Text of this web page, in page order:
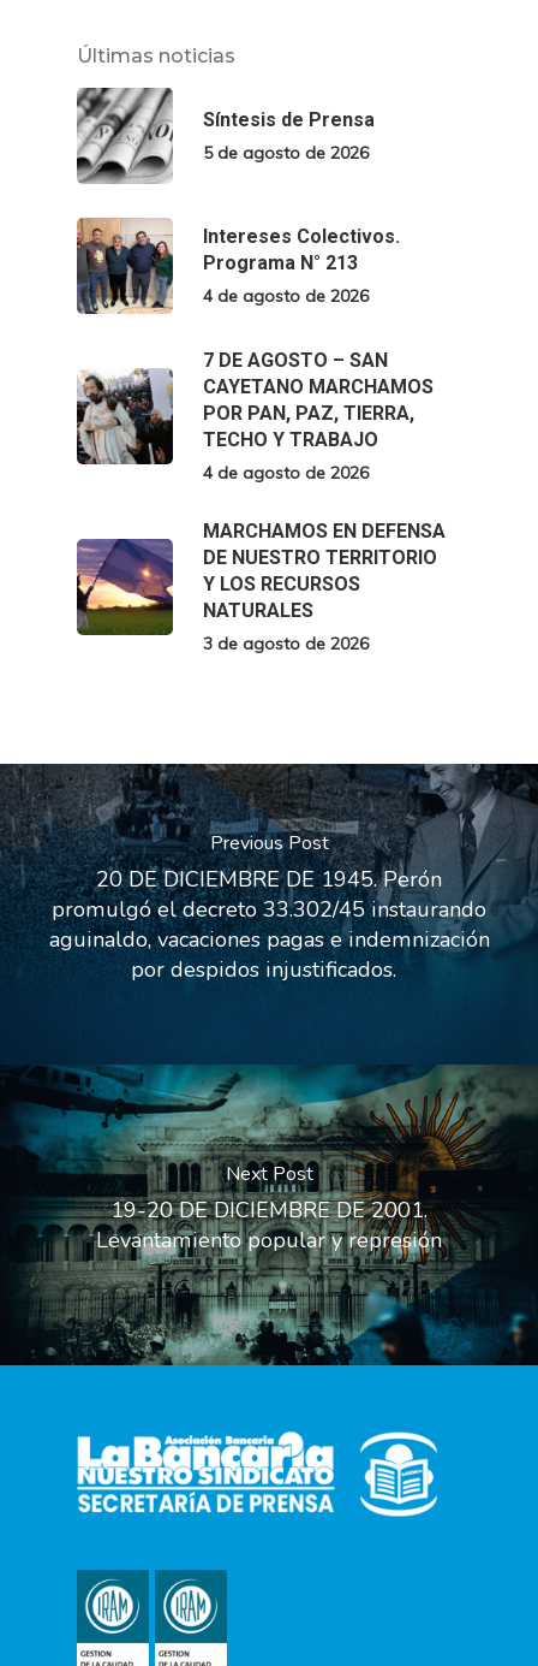
Últimas noticias
Síntesis de Prensa
5 de agosto de 2026
Intereses Colectivos.
Programa N° 213
4 de agosto de 2026
7 DE AGOSTO – SAN
CAYETANO MARCHAMOS
POR PAN, PAZ, TIERRA,
TECHO Y TRABAJO
4 de agosto de 2026
MARCHAMOS EN DEFENSA
DE NUESTRO TERRITORIO
Y LOS RECURSOS
NATURALES
3 de agosto de 2026
Previous Post
20 DE DICIEMBRE DE 1945. Perón
promulgó el decreto 33.302/45 instaurando
aguinaldo, vacaciones pagas e indemnización
por despidos injustificados.
Next Post
19-20 DE DICIEMBRE DE 2001.
Levantamiento popular y represión